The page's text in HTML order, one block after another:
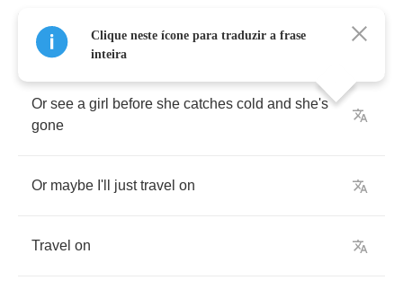
Maybe go to Barbizon
Or see a girl before she catches cold and she's
gone
Or maybe I'll just travel on
Travel on
Clique neste ícone para traduzir a frase
inteira